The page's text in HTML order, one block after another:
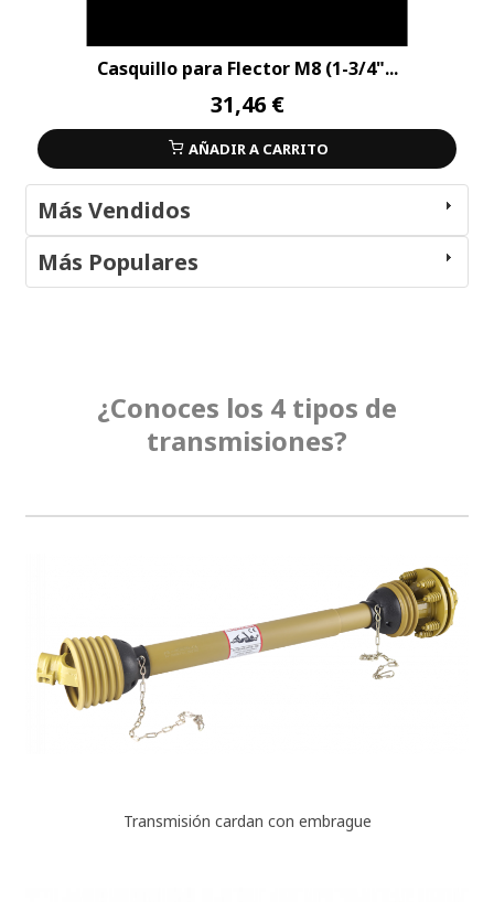
Casquillo para Flector M8 (1-3/4"...
31,46 €
AÑADIR A CARRITO
Más Vendidos
Más Populares
¿Conoces los 4 tipos de
transmisiones?
Transmisión cardan con embrague